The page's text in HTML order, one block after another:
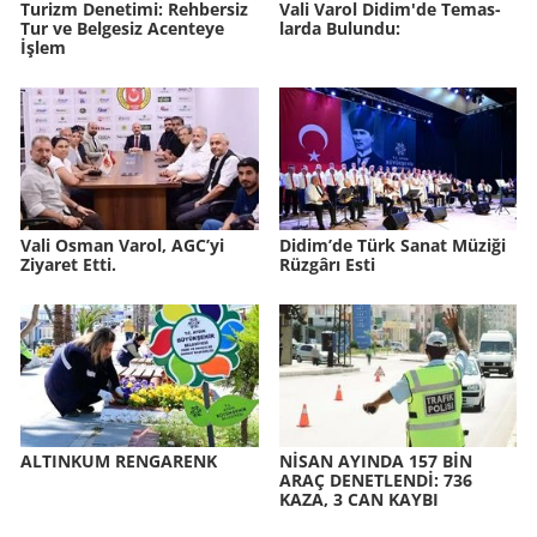
Tu­rizm De­ne­ti­mi: Reh­ber­siz
Tur ve Bel­ge­siz Acen­te­ye
İşlem
Vali Varol Didim'de Te­mas­
lar­da Bu­lun­du:
Vali Osman Varol, AGC’yi
Ziyaret Etti.
Didim’de Türk Sanat Mü­zi­ği
Rüz­gâ­rı Esti
AL­TIN­KUM REN­GA­RENK
NİSAN AYIN­DA 157 BİN
ARAÇ DE­NET­LENDİ: 736
KAZA, 3 CAN KAYBI